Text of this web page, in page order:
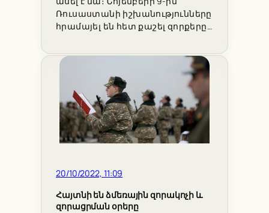
Ռուսաստանի իշխանությունները
հրամայել են հետ քաշել զորքերը…
20/10/2022, 11:09
Հայտնի են ձմեռային զորակոչի և
զորացրման օրերը